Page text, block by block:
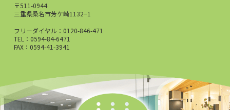
〒511-0944
三重県桑名市芳ケ崎1132−1
フリーダイヤル： 0120-846-471
TEL：0594-84-6471
FAX：0594-41-3941